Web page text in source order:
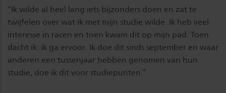
“Ik wilde al heel lang iets bijzonders doen en zat te
twijfelen over wat ik met mijn studie wilde. Ik heb veel
interesse in racen en toen kwam dit op mijn pad. Toen
dacht ik: ik ga ervoor. Ik doe dit sinds september en waar
anderen een tussenjaar hebben genomen van hun
studie, doe ik dit voor studiepunten.”